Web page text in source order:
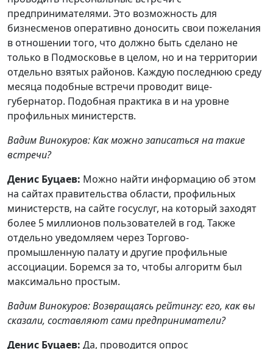
предпринимателями. Это возможность для
бизнесменов оперативно доносить свои пожелания
в отношении того, что должно быть сделано не
только в Подмосковье в целом, но и на территории
отдельно взятых районов. Каждую последнюю среду
месяца подобные встречи проводит вице-
губернатор. Подобная практика в и на уровне
профильных министерств.
Вадим Винокуров: Как можно записаться на такие
встречи?
Денис Буцаев: Можно найти информацию об этом
на сайтах правительства области, профильных
министерств, на сайте госуслуг, на который заходят
более 5 миллионов пользователей в год. Также
отдельно уведомляем через Торгово-
промышленную палату и другие профильные
ассоциации. Боремся за то, чтобы алгоритм был
максимально простым.
Вадим Винокуров: Возвращаясь рейтингу: его, как вы
сказали, составляют сами предприниматели?
Денис Буцаев: Да, проводится опрос